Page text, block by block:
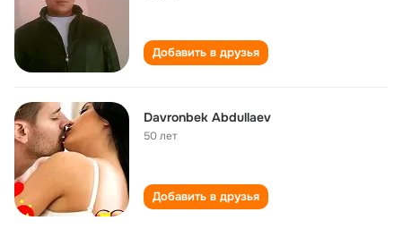
Добавить в друзья
Davronbek Abdullaev
50 лет
Добавить в друзья